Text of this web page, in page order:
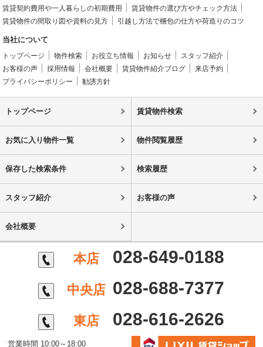
賃貸契約費用や一人暮らしの初期費用
賃貸物件の選び方やチェック方法
賃貸物件の間取り図や資料の見方
引越し方法で梱包の仕方や荷造りのコツ
当社について
トップページ 物件検索 お役立ち情報 お知らせ
スタッフ紹介
お客様の声
採用情報 会社概要 賃貸物件紹介ブログ
来店予約
プライバシーポリシー
勧誘方針
トップページ 賃貸物件検索
お気に入り物件一覧 物件閲覧履歴
保存した検索条件 検索履歴
スタッフ紹介 お客様の声
会社概要
本店 028-649-0188
中央店 028-688-7377
東店 028-616-2626
営業時間 10:00～18:00